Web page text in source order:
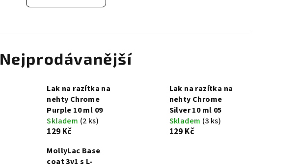
Nejprodávanější
Lak na razítka na
nehty Chrome
Purple 10 ml 09
Skladem (2 ks)
129 Kč
Lak na razítka na
nehty Chrome
Silver 10 ml 05
Skladem (3 ks)
129 Kč
MollyLac Base
coat 3v1 s L-